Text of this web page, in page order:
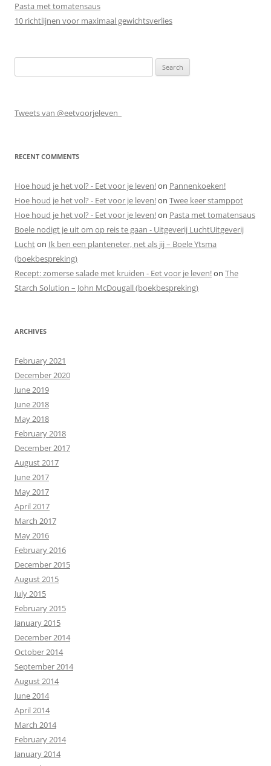
Pasta met tomatensaus
10 richtlijnen voor maximaal gewichtsverlies
for:
Tweets van @eetvoorjeleven_
RECENT COMMENTS
Hoe houd je het vol? - Eet voor je leven!on Pannenkoeken!
Hoe houd je het vol? - Eet voor je leven!on Twee keer stamppot
Hoe houd je het vol? - Eet voor je leven!on Pasta met tomatensaus
Boele nodigt je uit om op reis te gaan - Uitgeverij LuchtUitgeverij
Luchton Ik ben een planteneter, net als jij – Boele Ytsma
(boekbespreking)
Recept: zomerse salade met kruiden - Eet voor je leven!on The
Starch Solution – John McDougall (boekbespreking)
ARCHIVES
February 2021
December 2020
June 2019
June 2018
May 2018
February 2018
December 2017
August 2017
June 2017
May 2017
April 2017
March 2017
May 2016
February 2016
December 2015
August 2015
July 2015
February 2015
January 2015
December 2014
October 2014
September 2014
August 2014
June 2014
April 2014
March 2014
February 2014
January 2014